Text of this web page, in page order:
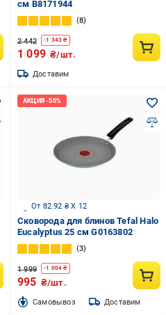
cм B8171944
8
2 442 -1 343 ₴
1 099 ₴/шт.
Доставим
От 82.92 ₴ X 12
Сковорода для блинов Tefal Halo
Eucalyptus 25 см G0163802
3
1 999 -1 004 ₴
995 ₴/шт.
Cамовывоз Доставим